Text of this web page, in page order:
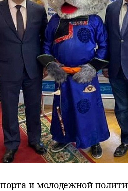
и молодежной